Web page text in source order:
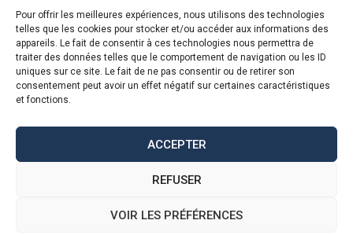
Pour offrir les meilleures expériences, nous utilisons des technologies
telles que les cookies pour stocker et/ou accéder aux informations des
appareils. Le fait de consentir à ces technologies nous permettra de
traiter des données telles que le comportement de navigation ou les ID
uniques sur ce site. Le fait de ne pas consentir ou de retirer son
consentement peut avoir un effet négatif sur certaines caractéristiques
et fonctions.
ACCEPTER
REFUSER
VOIR LES PRÉFÉRENCES
Actualités
Programme PDF
Création de sites web et référencement à Rennes